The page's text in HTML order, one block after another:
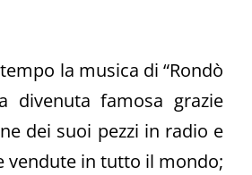
la musica di “Rondò
divenuta famosa grazie
dei suoi pezzi in radio e
vendute in tutto il mondo;